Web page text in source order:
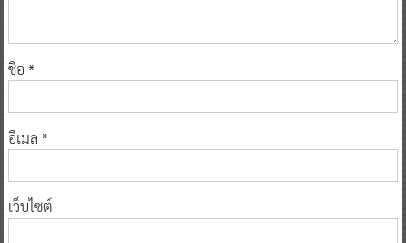
ชื่อ *
อีเมล *
เว็บไซต์